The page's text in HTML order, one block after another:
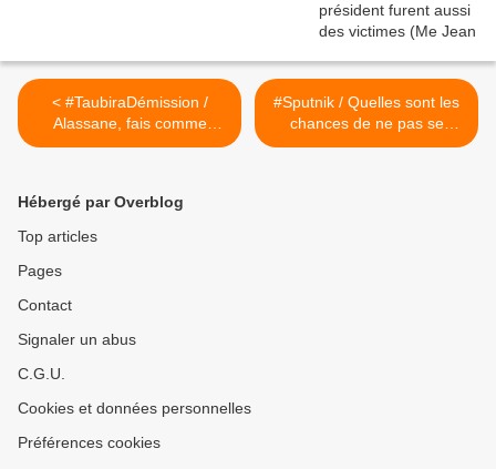
< #TaubiraDémission /
Alassane, fais comme
Christiane... Ouattara, fais
#Sputnik / Quelles sont les
chances de ne pas se
retrouver à la CPI pour un
Hébergé par Overblog
Top articles
Pages
Contact
Signaler un abus
C.G.U.
Cookies et données personnelles
Préférences cookies